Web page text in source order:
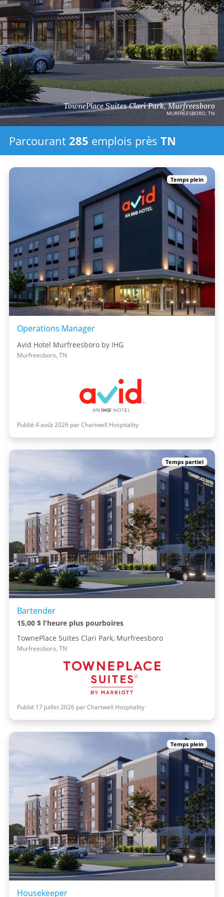
TownePlace Suites Clari Park, Murfreesboro
MURFREESBORO, TN
Parcourant 285 emplois près TN
Temps plein
Operations Manager
Avid Hotel Murfreesboro by IHG
Murfreesboro, TN
Publié 4 août 2026 par Chartwell Hospitality
Temps partiel
Bartender
15,00 $ l'heure plus pourboires
TownePlace Suites Clari Park, Murfreesboro
Murfreesboro, TN
Publié 17 juillet 2026 par Chartwell Hospitality
Temps plein
Housekeeper